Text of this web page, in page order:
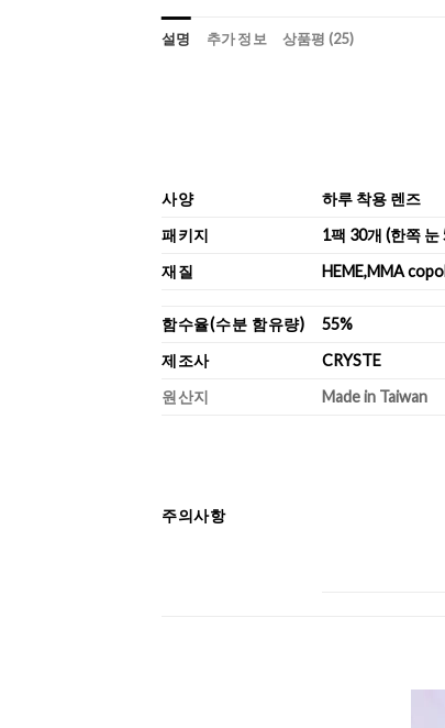
설명 추가 정보 상품평 (25)
사양
하루 착용 렌즈
패키지
1팩 30개 (한쪽 눈
재질
HEME,MMA
함수율(수분 함유량)
55%
제조사
CRYSTE
원산지
Made in Taiwan
주의사항